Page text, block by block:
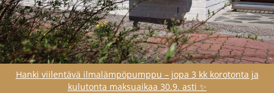
Hanki viilentävä ilmalämpöpumppu – jopa 3 kk korotonta ja
kulutonta maksuaikaa 30.9. asti ✨